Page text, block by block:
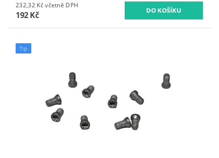
232,32 Kč včetně DPH
192 Kč
Tip